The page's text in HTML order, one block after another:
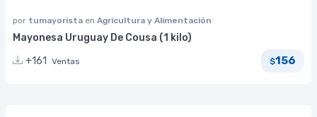
por tumayorista en Agricultura y Alimentación
Mayonesa Uruguay De Cousa (1 kilo)
+161
Ventas $156